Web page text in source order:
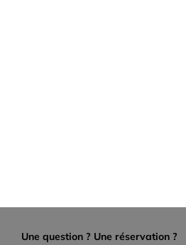
Une question ? Une réservation ?